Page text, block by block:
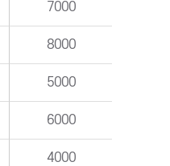
7000
8000
5000
6000
4000